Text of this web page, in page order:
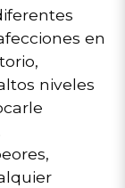
en
niveles